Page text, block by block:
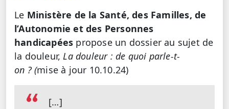
Le Ministère de la Santé, des Familles, de
l’Autonomie et des Personnes
handicapées propose un dossier au sujet de
la douleur,La douleur : de quoi parle-t-
on ? (mise à jour 10.10.24)
[…]